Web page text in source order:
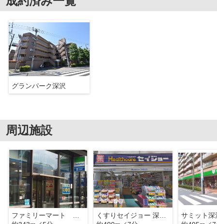
グランパーク深沢
周辺施設
ファミリーマート 深沢五丁目店
くすりセイジョー 深沢不動店
サミット深